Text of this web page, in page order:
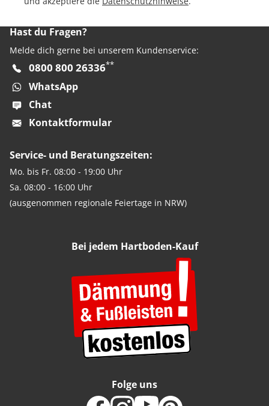
Hast du Fragen?
Melde dich gerne bei unserem Kundenservice:
0800 800 26336**
WhatsApp
Chat
Kontaktformular
Service- und Beratungszeiten:
Mo. bis Fr. 08:00 - 19:00 Uhr
Sa. 08:00 - 16:00 Uhr
(ausgenommen regionale Feiertage in NRW)
Bei jedem Hartboden-Kauf
Folge uns